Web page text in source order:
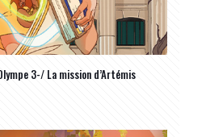
3-/ La mission d’Artémis